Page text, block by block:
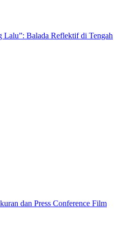
Lalu”: Balada Reflektif di Tengah
dan Press Conference Film